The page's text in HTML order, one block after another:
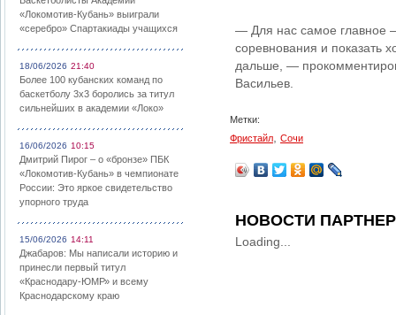
«Локомотив-Кубань» выиграли
«серебро» Спартакиады учащихся
18/06/2026 21:40
Более 100 кубанских команд по
баскетболу 3х3 боролись за титул
сильнейших в академии «Локо»
16/06/2026 10:15
Дмитрий Пирог – о «бронзе» ПБК
«Локомотив-Кубань» в чемпионате
России: Это яркое свидетельство
упорного труда
15/06/2026 14:11
Джабаров: Мы написали историю и
принесли первый титул
«Краснодару-ЮМР» и всему
Краснодарскому краю
— Для нас самое главное
соревнования и показать
дальше, —
Васильев.
Метки:
Фристайл
Сочи
НОВОСТИ
Loading...